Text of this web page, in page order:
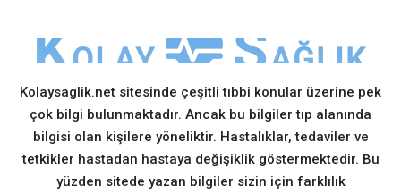
Kolaysaglik.net sitesinde çeşitli tıbbi konular üzerine pek
çok bilgi bulunmaktadır. Ancak bu bilgiler tıp alanında
bilgisi olan kişilere yöneliktir. Hastalıklar, tedaviler ve
tetkikler hastadan hastaya değişiklik göstermektedir. Bu
yüzden sitede yazan bilgiler sizin için farklılık